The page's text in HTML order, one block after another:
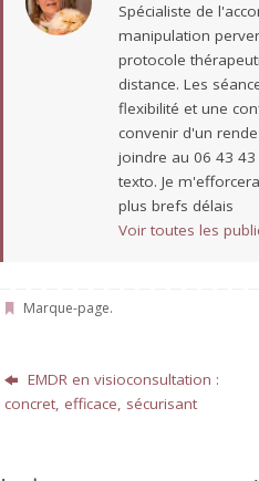
Spécialiste de
manipulation
protocole
distance. Les
flexibilité et une
convenir d'un
joindre au 06 43
texto. Je
plus brefs délais
Voir toutes les
Marque-page.
EMDR en visioconsultation :
concret, efficace, sécurisant